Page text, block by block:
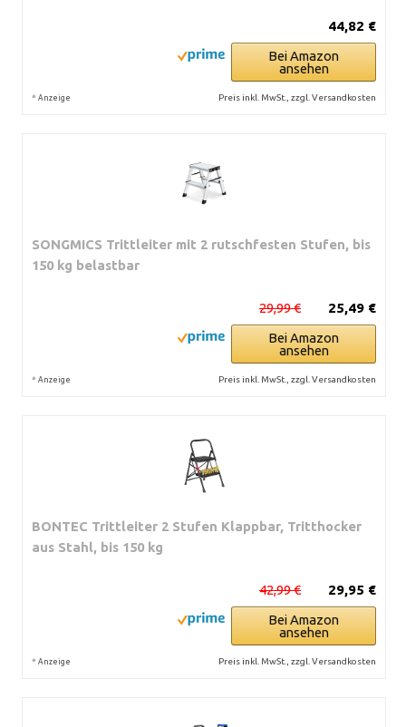
44,82 €
Bei Amazon
ansehen
* Anzeige Preis inkl. MwSt., zzgl. Versandkosten
SONGMICS Trittleiter mit 2 rutschfesten Stufen, bis
150 kg belastbar
25,49 €
29,99 €
Bei Amazon
ansehen
* Anzeige Preis inkl. MwSt., zzgl. Versandkosten
BONTEC Trittleiter 2 Stufen Klappbar, Tritthocker
aus Stahl, bis 150 kg
29,95 €
42,99 €
Bei Amazon
ansehen
* Anzeige Preis inkl. MwSt., zzgl. Versandkosten